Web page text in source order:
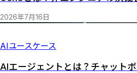
2026年7月 16 日
AIユースケース
AIエージェントとは？チャット